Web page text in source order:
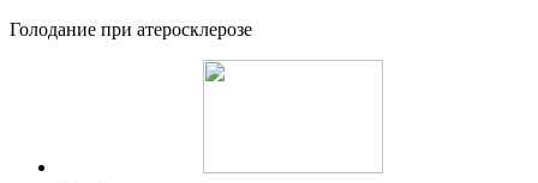
Голодание при атеросклерозе